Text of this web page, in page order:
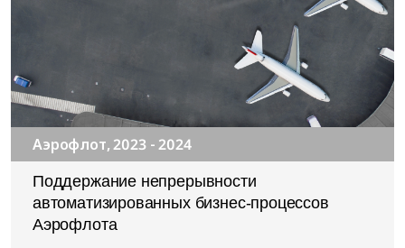
Аэрофлот, 2023 - 2024
Поддержание непрерывности
автоматизированных бизнес-процессов
Аэрофлота